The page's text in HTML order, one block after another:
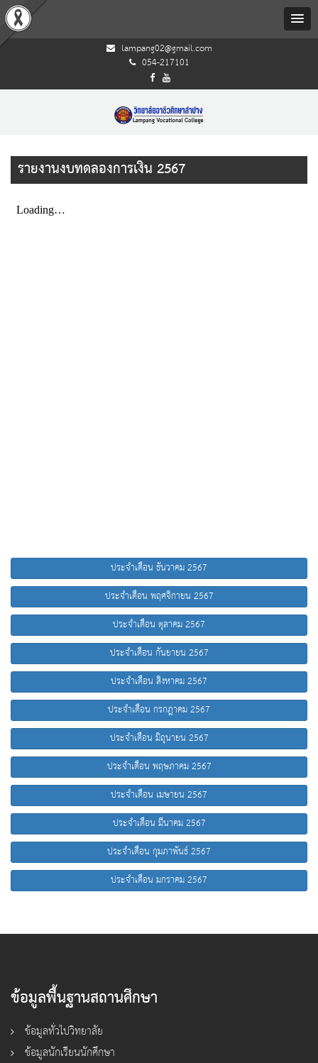
lampang02@gmail.com
054-217101
รายงานงบทดลองการเงิน 2567
ประจำเดือน ธันวาคม 2567
ประจำเดือน พฤศจิกายน 2567
ประจำเดือน ตุลาคม 2567
ประจำเดือน กันยายน 2567
ประจำเดือน สิงหาคม 2567
ประจำเดือน กรกฎาคม 2567
ประจำเดือน มิถุนายน 2567
ประจำเดือน พฤษภาคม 2567
ประจำเดือน เมษายน 2567
ประจำเดือน มีนาคม 2567
ประจำเดือน กุมภาพันธ์ 2567
ประจำเดือน มกราคม 2567
ข้อมูลพื้นฐานสถานศึกษา
ข้อมูลทั่วไปวิทยาลัย
ข้อมูลนักเรียนนักศึกษา